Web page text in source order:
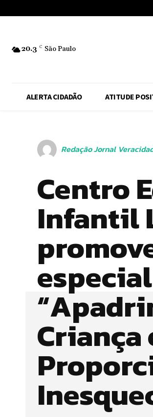
20.3 C São Paulo
ALERTA CIDADÃO ATITUDE
Redação Jornal
Centro
Infantil
especial
Criança